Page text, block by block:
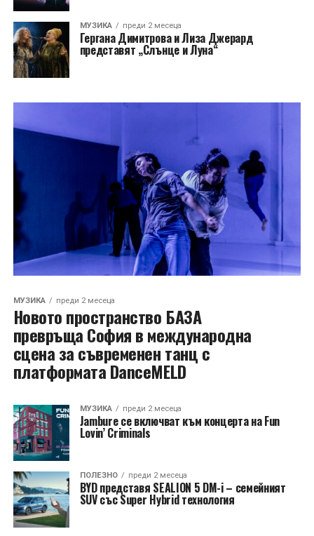
МУЗИКА преди 2 месеца
Гергана Димитрова и Лиза Джерард
представят „Слънце и Луна“
МУЗИКА преди 2 месеца
Новото пространство БАЗА
превръща София в международна
сцена за съвременен танц с
платформата DanceMELD
МУЗИКА преди 2 месеца
Jambure се включват към концерта на Fun
Lovin’ Criminals
ПОЛЕЗНО преди 2 месеца
BYD представя SEALION 5 DM-i – семейният
SUV със Super Hybrid технология